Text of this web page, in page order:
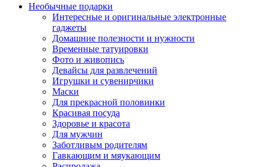
Необычные подарки
Интересные и оригинальные электронные
гаджеты
Домашние полезности и нужности
Временные татуировки
Фото и живопись
Девайсы для развлечений
Игрушки и сувенирчики
Маски
Для прекрасной половинки
Красивая посуда
Здоровье и красота
Для мужчин
Заботливым родителям
Гавкающим и мяукающим